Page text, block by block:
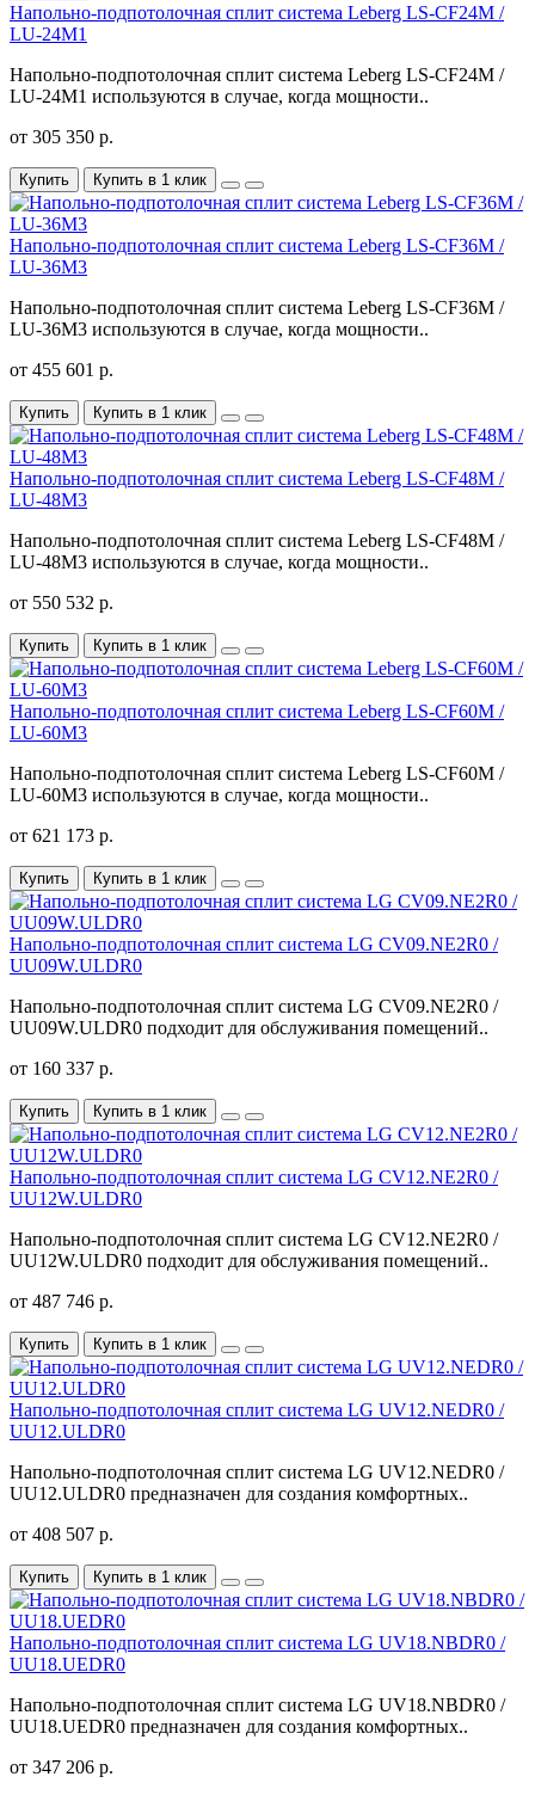
Напольно-подпотолочная сплит система Leberg LS-CF24M /
LU-24M1
Напольно-подпотолочная сплит система Leberg LS-CF24M /
LU-24M1 используются в случае, когда мощности..
от 305 350 р.
Купить Купить в 1 клик
Напольно-подпотолочная сплит система Leberg LS-CF36M /
LU-36M3
Напольно-подпотолочная сплит система Leberg LS-CF36M /
LU-36M3 используются в случае, когда мощности..
от 455 601 р.
Купить Купить в 1 клик
Напольно-подпотолочная сплит система Leberg LS-CF48M /
LU-48M3
Напольно-подпотолочная сплит система Leberg LS-CF48M /
LU-48M3 используются в случае, когда мощности..
от 550 532 р.
Купить Купить в 1 клик
Напольно-подпотолочная сплит система Leberg LS-CF60M /
LU-60M3
Напольно-подпотолочная сплит система Leberg LS-CF60M /
LU-60M3 используются в случае, когда мощности..
от 621 173 р.
Купить Купить в 1 клик
Напольно-подпотолочная сплит система LG CV09.NE2R0 /
UU09W.ULDR0
Напольно-подпотолочная сплит система LG CV09.NE2R0 /
UU09W.ULDR0 подходит для обслуживания помещений..
от 160 337 р.
Купить Купить в 1 клик
Напольно-подпотолочная сплит система LG CV12.NE2R0 /
UU12W.ULDR0
Напольно-подпотолочная сплит система LG CV12.NE2R0 /
UU12W.ULDR0 подходит для обслуживания помещений..
от 487 746 р.
Купить Купить в 1 клик
Напольно-подпотолочная сплит система LG UV12.NEDR0 /
UU12.ULDR0
Напольно-подпотолочная сплит система LG UV12.NEDR0 /
UU12.ULDR0 предназначен для создания комфортных..
от 408 507 р.
Купить Купить в 1 клик
Напольно-подпотолочная сплит система LG UV18.NBDR0 /
UU18.UEDR0
Напольно-подпотолочная сплит система LG UV18.NBDR0 /
UU18.UEDR0 предназначен для создания комфортных..
от 347 206 р.